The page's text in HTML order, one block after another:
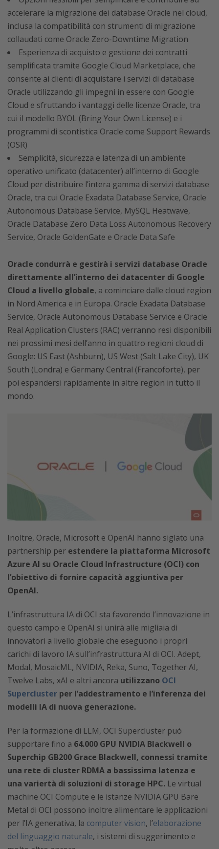
accelerare la migrazione dei database Oracle nel cloud,
inclusa la compatibilità con strumenti di migrazione
collaudati come Oracle Zero-Downtime Migration
Esperienza di acquisto e gestione dei contratti
semplificata tramite Google Cloud Marketplace, che
consente ai clienti di acquistare i servizi di database
Oracle utilizzando gli impegni in essere con Google
Cloud e sfruttando i vantaggi delle licenze Oracle, tra
cui il modello BYOL (Bring Your Own License) e i
programmi di scontistica Oracle come Support Rewards
(OSR)
Semplicità, sicurezza e latenza di un ambiente
operativo unificato (datacenter) all’interno di Google
Cloud per distribuire l’intera gamma di servizi database
Oracle, tra cui Oracle Exadata Database Service, Oracle
Autonomous Database Service, MySQL Heatwave,
Oracle Database Zero Data Loss Autonomous Recovery
Service, Oracle GoldenGate e Oracle Data Safe
Oracle condurrà e gestirà i servizi database Oracle
direttamente all’interno dei datacenter di Google
Cloud a livello globale, a cominciare dalle cloud region
in Nord America e in Europa. Oracle Exadata Database
Service, Oracle Autonomous Database Service e Oracle
Real Application Clusters (RAC) verranno resi disponibili
nei prossimi mesi dell’anno in quattro regioni cloud di
Google: US East (Ashburn), US West (Salt Lake City), UK
South (Londra) e Germany Central (Francoforte), per
poi espandersi rapidamente in altre region in tutto il
mondo.
Inoltre, Oracle, Microsoft e OpenAI hanno siglato una
partnership per estendere la piattaforma Microsoft
Azure AI su Oracle Cloud Infrastructure (OCI) con
l’obiettivo di fornire capacità aggiuntiva per
OpenAI.
L’infrastruttura IA di OCI sta favorendo l’innovazione in
questo campo e OpenAI si unirà alle migliaia di
innovatori a livello globale che eseguono i propri
carichi di lavoro IA sull’infrastruttura AI di OCI. Adept,
Modal, MosaicML, NVIDIA, Reka, Suno, Together AI,
Twelve Labs, xAI e altri ancora utilizzano OCI
Supercluster per l’addestramento e l’inferenza dei
modelli IA di nuova generazione.
Per la formazione di LLM, OCI Supercluster può
supportare fino a 64.000 GPU NVIDIA Blackwell o
Superchip GB200 Grace Blackwell, connessi tramite
una rete di cluster RDMA a bassissima latenza e
una variertà di soluzioni di storage HPC. Le virtual
machine OCI Compute e le istanze NVIDIA GPU Bare
Metal di OCI possono inoltre alimentare le applicazioni
per l’IA generativa, la computer vision, l’elaborazione
del linguaggio naturale, i sistemi di suggerimento e